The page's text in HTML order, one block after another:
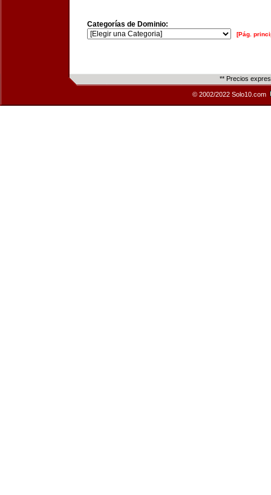
Categorías de Dominio:
[Pág.
** Precios
© 2002/2022 Solo10.com